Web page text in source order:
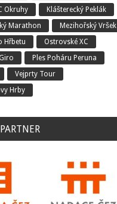
Okruhy
Klášterecký Peklák
Marathon
Mezihořský Vršek
Hřbetu
Ostrovské XC
Ples Poháru Peruna
Vejprty Tour
Hrby